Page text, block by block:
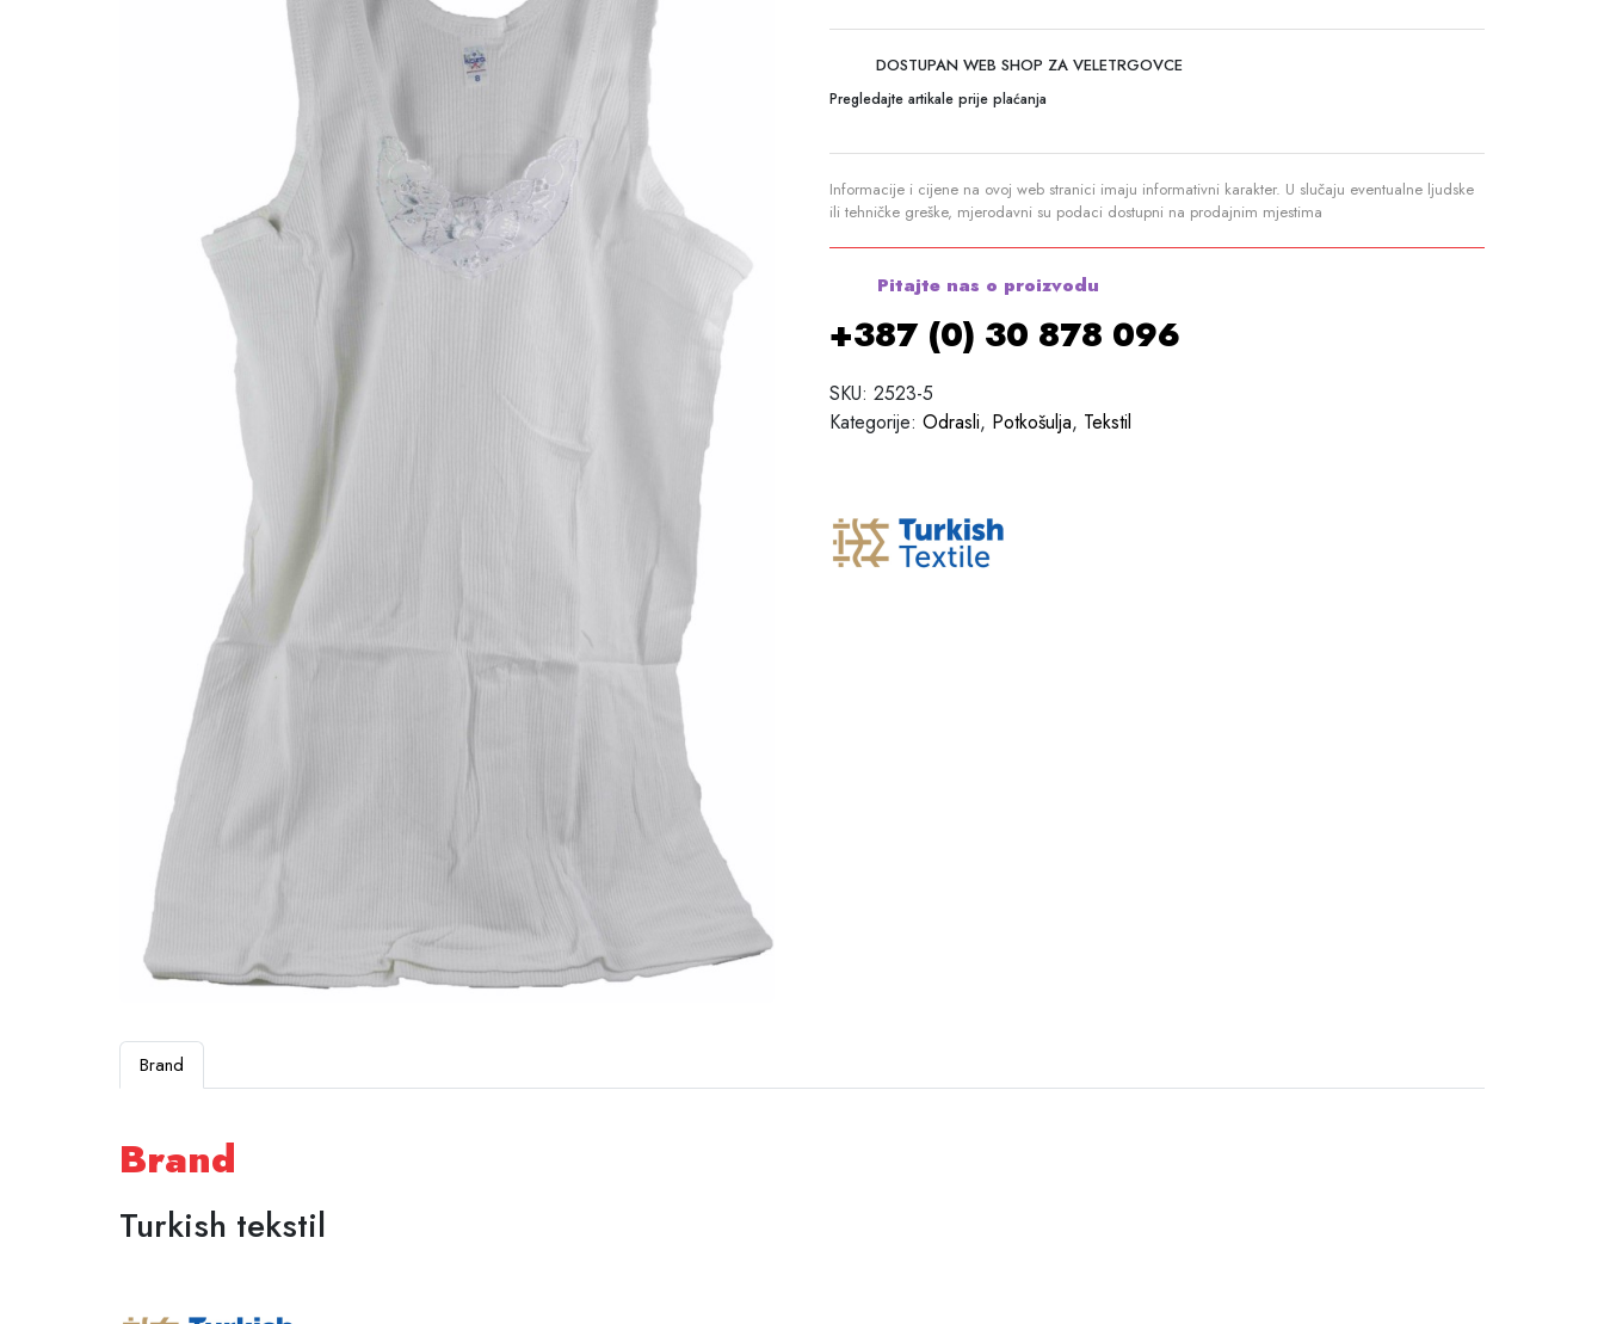
DOSTUPAN WEB SHOP ZA VELETRGOVCE
Pregledajte artikale prije plaćanja
Informacije i cijene na ovoj web stranici imaju informativni karakter. U slučaju eventualne ljudske
ili tehničke greške, mjerodavni su podaci dostupni na prodajnim mjestima
Pitajte nas o proizvodu
+387 (0) 30 878 096
SKU: 2523-5
Kategorije: Odrasli, Potkošulja, Tekstil
Brand
Brand
Turkish tekstil